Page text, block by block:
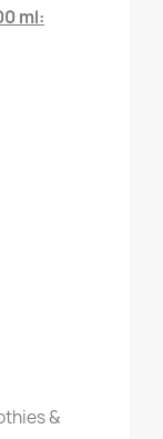
ml:
&